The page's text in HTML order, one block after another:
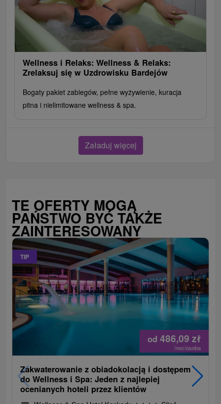
Wellness i Relaks: Wellness & Relaks:
Zrelaksuj się w Uzdrowisku Bardejów
Bogaty pakiet zabiegów, pełne wyżywienie, kuracja
pitna i nielimitowane wellness & spa.
Załaduj więcej
TE OFERTY MOGĄ
PAŃSTWO BYĆ TAKŻE
ZAINTERESOWANY
TIP
od 486,09 zł
/noc/osoba
Zakwaterowanie z obiadokolacją i dostępem
do Wellness i Spa: Jeden z najlepiej
ocenianych hoteli przez klientów